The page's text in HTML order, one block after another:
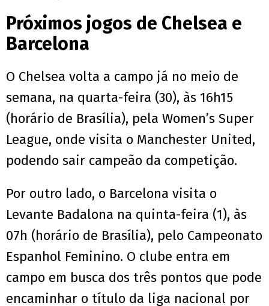
Próximos jogos de Chelsea e
Barcelona
O Chelsea volta a campo já no meio de
semana, na quarta-feira (30), às 16h15
(horário de Brasília), pela Women’s Super
League, onde visita o Manchester United,
podendo sair campeão da competição.
Por outro lado, o Barcelona visita o
Levante Badalona na quinta-feira (1), às
07h (horário de Brasília), pelo Campeonato
Espanhol Feminino. O clube entra em
campo em busca dos três pontos que pode
encaminhar o título da liga nacional por